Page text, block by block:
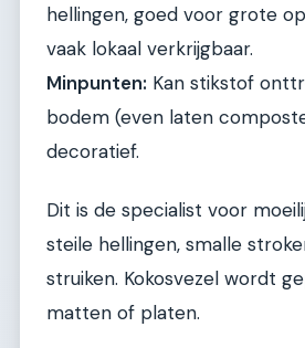
hellingen, goed voor grote
vaak lokaal verkrijgbaar.
Minpunten: Kan stikstof
bodem (even laten
decoratief.
Dit is de specialist voor
steile hellingen, smalle
struiken. Kokosvezel wordt
matten of platen.